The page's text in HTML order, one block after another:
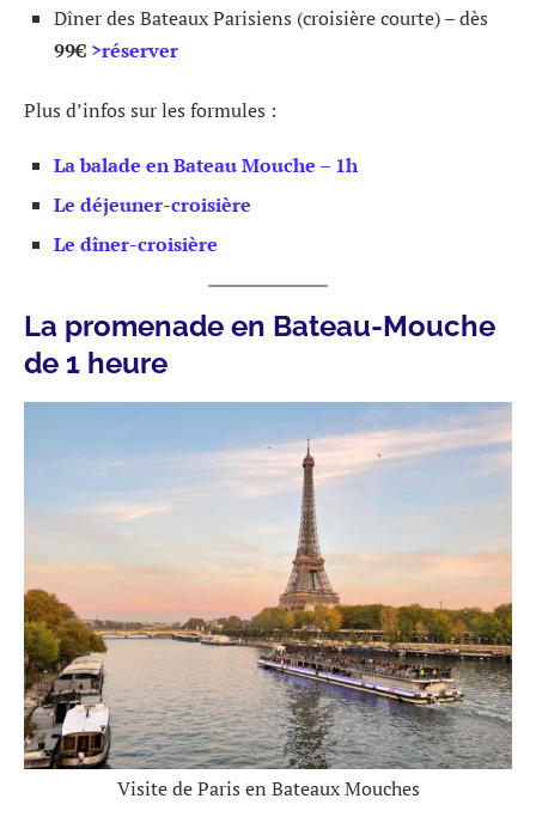
Dîner des Bateaux Parisiens (croisière courte) – dès
99€ >réserver
Plus d’infos sur les formules :
La balade en Bateau Mouche – 1h
Le déjeuner-croisière
Le dîner-croisière
La promenade en Bateau-Mouche
de 1 heure
Visite de Paris en Bateaux Mouches